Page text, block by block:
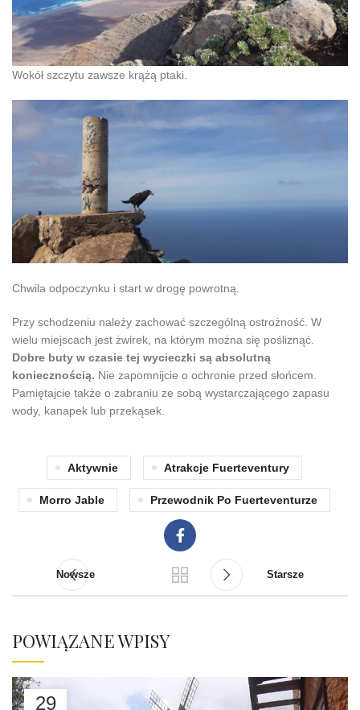
Wokół szczytu zawsze krążą ptaki.
Chwila odpoczynku i start w drogę powrotną.
Przy schodzeniu należy zachować szczególną ostrożność. W
wielu miejscach jest żwirek, na którym można się pośliznąć.
Dobre buty w czasie tej wycieczki są absolutną
koniecznością. Nie zapomnijcie o ochronie przed słońcem.
Pamiętajcie także o zabraniu ze sobą wystarczającego zapasu
wody, kanapek lub przekąsek.
Aktywnie Atrakcje Fuerteventury
Morro Jable Przewodnik Po Fuerteventurze
Nowsze Starsze
POWIĄZANE WPISY
29